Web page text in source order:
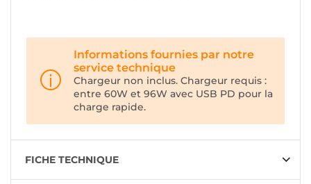
Informations fournies par notre
service technique
Chargeur non inclus. Chargeur requis :
entre 60W et 96W avec USB PD pour la
charge rapide.
FICHE TECHNIQUE